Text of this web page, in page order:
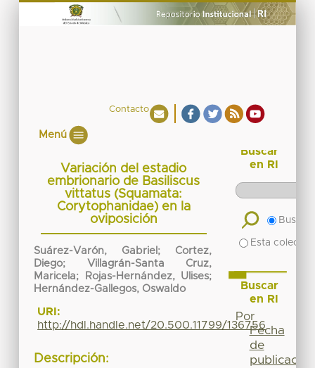
Contacto
Menú
Variación del estadio
embrionario de Basiliscus
vittatus (Squamata:
Corytophanidae) en la
oviposición
Suárez-Varón, Gabriel; Cortez,
Diego; Villagrán-Santa Cruz,
Maricela; Rojas-Hernández, Ulises;
Hernández-Gallegos, Oswaldo
URI:
http://hdl.handle.net/20.500.11799/136756
Descripción:
Buscar
en RI
Buscar
Esta
Buscar
en RI
Por
Fecha
de
publicación